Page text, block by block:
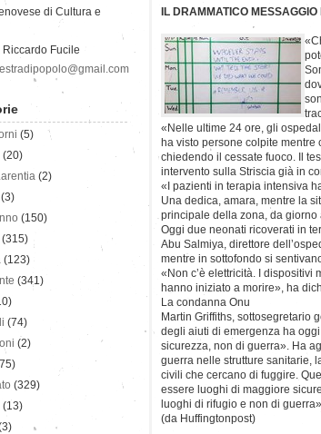
IL DRAMMATICO
«Nelle ultime 24 ore, gli
ha visto persone colpite mentre
chiedendo il cessate fuoco. Il
intervento sulla Striscia già in
«I pazienti in terapia intensiva
Una dedica, amara, mentre la
principale della zona, da giorno
Oggi due neonati ricoverati in
Abu Salmiya, direttore
mentre in sottofondo si
«Non c’è elettricità. I dispositivi
hanno iniziato a morire», ha
La condanna Onu
Martin Griffiths, sottosegretario
degli aiuti di emergenza ha
sicurezza, non di guerra». Ha
guerra nelle strutture sanitarie,
civili che cercano di fuggire.
essere luoghi di maggiore
luoghi di rifugio e non di
(da Huffingtonpost)
di Cultura e
Riccardo Fucile
(5)
(20)
(2)
(3)
(150)
(315)
(123)
(341)
(74)
(2)
(329)
(13)